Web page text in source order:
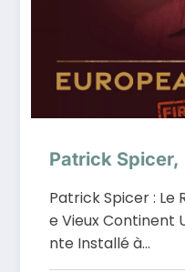
Patrick Spicer,
Patrick Spicer : Le
e Vieux Continent
nte Installé à…